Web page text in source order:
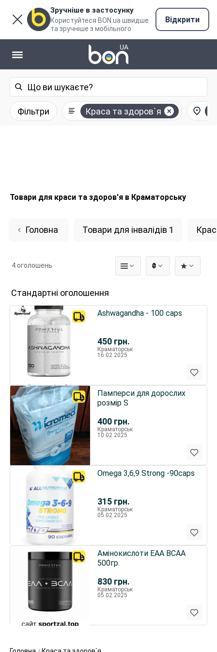
Зручніше в застосунку
Користуйтеся BON.ua швидше
та зручніше з мобільного
Відкрити
Фільтри Краса та здоров`я
Товари для краси та здоров'я в Краматорську
Головна Товари для інвалідів 1
₴
4 оголошень
Стандартні оголошення
450 грн.
Ashwagandha - 100 caps
Краматорськ
16.02.2025
400 грн.
Памперси для дорослих
розмір S
Краматорськ
10.02.2025
315 грн.
Omega 3,6,9 Strong -90caps
Краматорськ
05.02.2025
830 грн.
Амінокислоти EAA BCAA
500гр.
Краматорськ
05.02.2025